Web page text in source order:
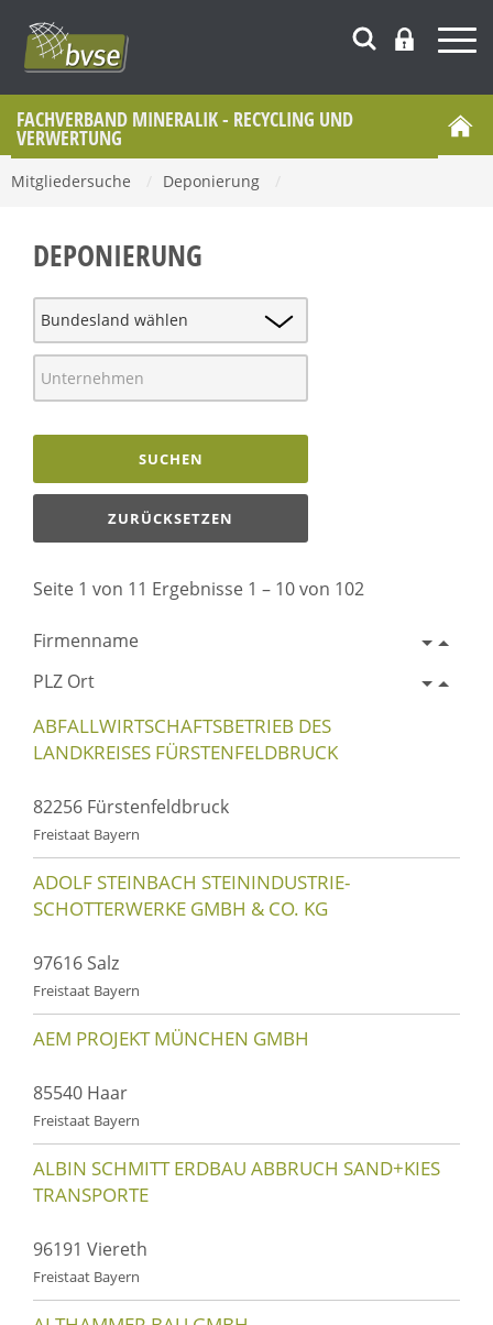
FACHVERBAND MINERALIK - RECYCLING UND
VERWERTUNG
Mitgliedersuche Deponierung
DEPONIERUNG
SUCHEN
ZURÜCKSETZEN
Seite 1 von 11 Ergebnisse 1 – 10 von 102
Firmenname
PLZ Ort
ABFALLWIRTSCHAFTSBETRIEB DES
LANDKREISES FÜRSTENFELDBRUCK
82256 Fürstenfeldbruck
Freistaat Bayern
ADOLF STEINBACH STEININDUSTRIE-
SCHOTTERWERKE GMBH & CO. KG
97616 Salz
Freistaat Bayern
AEM PROJEKT MÜNCHEN GMBH
85540 Haar
Freistaat Bayern
ALBIN SCHMITT ERDBAU ABBRUCH SAND+KIES
TRANSPORTE
96191 Viereth
Freistaat Bayern